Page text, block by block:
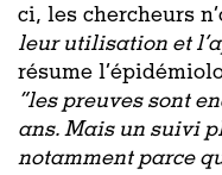
ci, les chercheurs
leur utilisation et
résume
“les preuves sont
ans. Mais un suivi
notamment parce